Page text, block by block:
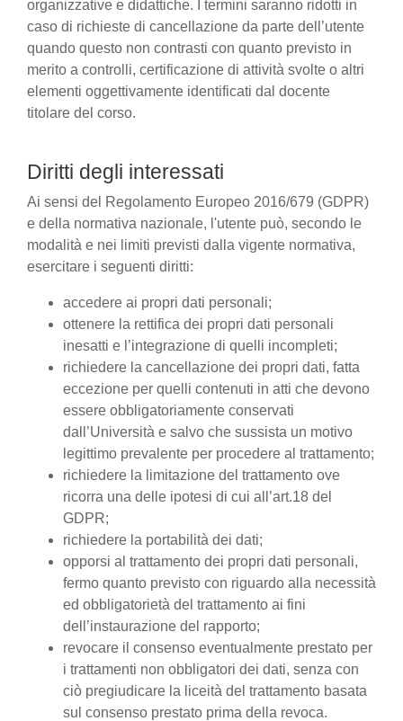
organizzative e didattiche. I termini saranno ridotti in
caso di richieste di cancellazione da parte dell’utente
quando questo non contrasti con quanto previsto in
merito a controlli, certificazione di attività svolte o altri
elementi oggettivamente identificati dal docente
titolare del corso.
Diritti degli interessati
Ai sensi del Regolamento Europeo 2016/679 (GDPR)
e della normativa nazionale, l'utente può, secondo le
modalità e nei limiti previsti dalla vigente normativa,
esercitare i seguenti diritti:
accedere ai propri dati personali;
ottenere la rettifica dei propri dati personali
inesatti e l’integrazione di quelli incompleti;
richiedere la cancellazione dei propri dati, fatta
eccezione per quelli contenuti in atti che devono
essere obbligatoriamente conservati
dall’Università e salvo che sussista un motivo
legittimo prevalente per procedere al trattamento;
richiedere la limitazione del trattamento ove
ricorra una delle ipotesi di cui all’art.18 del
GDPR;
richiedere la portabilità dei dati;
opporsi al trattamento dei propri dati personali,
fermo quanto previsto con riguardo alla necessità
ed obbligatorietà del trattamento ai fini
dell’instaurazione del rapporto;
revocare il consenso eventualmente prestato per
i trattamenti non obbligatori dei dati, senza con
ciò pregiudicare la liceità del trattamento basata
sul consenso prestato prima della revoca.